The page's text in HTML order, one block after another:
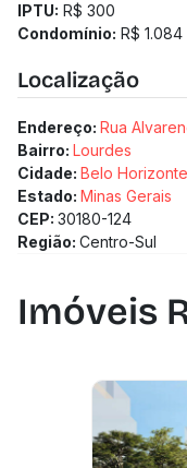
IPTU: R$ 300
Condomínio: R$ 1.084
Localização
Endereço: Rua
Bairro: Lourdes
Cidade: Belo Horizonte
Estado: Minas Gerais
CEP: 30180-124
Região: Centro-Sul
Imóveis